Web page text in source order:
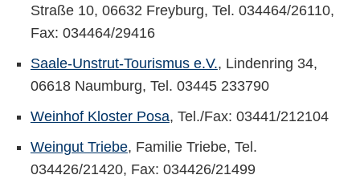
Straße 10, 06632 Freyburg, Tel. 034464/26110,
Fax: 034464/29416
Saale-Unstrut-Tourismus e.V., Lindenring 34,
06618 Naumburg, Tel. 03445 233790
Weinhof Kloster Posa, Tel./Fax: 03441/212104
Weingut Triebe, Familie Triebe, Tel.
034426/21420, Fax: 034426/21499